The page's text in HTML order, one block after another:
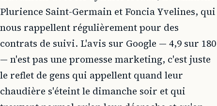
Plurience Saint-Germain et Foncia Yvelines, qui
nous rappellent régulièrement pour des
contrats de suivi. L'avis sur Google — 4,9 sur 180
— n'est pas une promesse marketing, c'est juste
le reflet de gens qui appellent quand leur
chaudière s'éteint le dimanche soir et qui